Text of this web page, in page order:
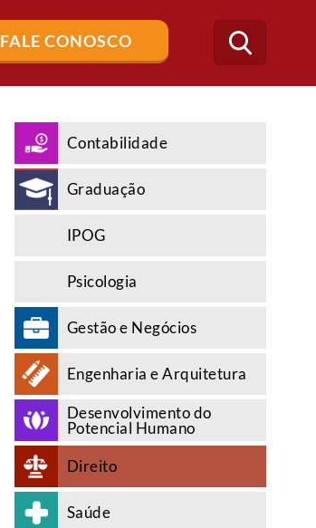
FALE CONOSCO
Buscar
no
blog
Contabilidade
Graduação
IPOG
Psicologia
Gestão e Negócios
Engenharia e Arquitetura
Desenvolvimento do
Potencial Humano
Direito
Saúde